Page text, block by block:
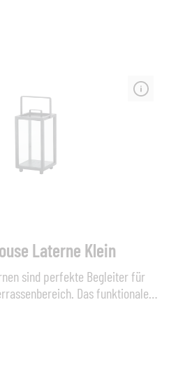
oder auf der Terrasse zu
Laterne Klein
sind perfekte Begleiter für
schafft eine perfekte